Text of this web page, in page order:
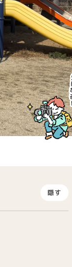
隠す